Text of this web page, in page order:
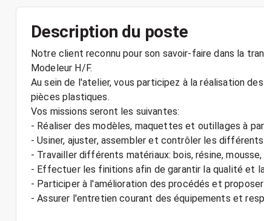
Description du poste
Notre client reconnu pour son savoir-faire dans la
Modeleur H/F.
Au sein de l'atelier, vous participez à la réalisation
pièces plastiques.
Vos missions seront les suivantes:
- Réaliser des modèles, maquettes et outillages à
- Usiner, ajuster, assembler et contrôler les
- Travailler différents matériaux: bois, résine,
- Effectuer les finitions afin de garantir la qualité et
- Participer à l'amélioration des procédés et
- Assurer l'entretien courant des équipements et